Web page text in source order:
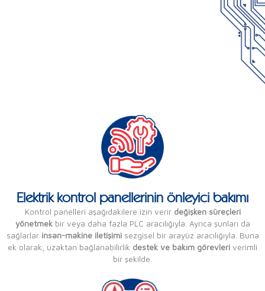
Elektrik kontrol panellerinin önleyici bakımı
Kontrol panelleri aşağıdakilere izin verir değişken süreçleri
yönetmekbir veya daha fazla PLC aracılığıyla. Ayrıca şunları da
sağlarlar insan-makine iletişimisezgisel bir arayüz aracılığıyla. Buna
ek olarak, uzaktan bağlanabilirlik destek ve bakım görevleri verimli
bir şekilde.